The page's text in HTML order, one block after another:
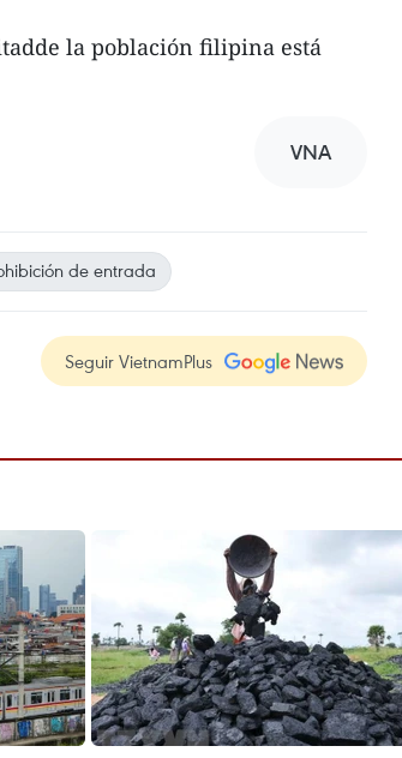
la población filipina está
VNA
de entrada
Seguir VietnamPlus